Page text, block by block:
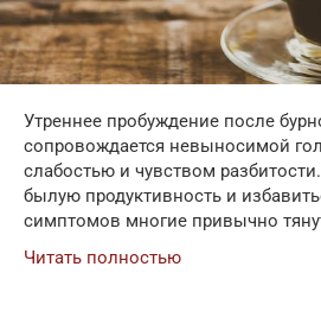
Утреннее пробуждение после
сопровождается невыносимой
слабостью и чувством
былую продуктивность и
симптомов многие привычно
Читать полностью